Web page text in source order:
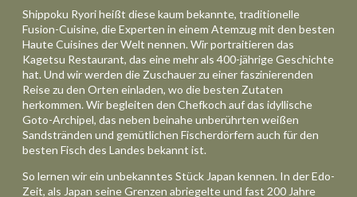
Shippoku Ryori heißt diese kaum bekannte, traditionelle
Fusion-Cuisine, die Experten in einem Atemzug mit den besten
Haute Cuisines der Welt nennen. Wir portraitieren das
Kagetsu Restaurant, das eine mehr als 400-jährige Geschichte
hat. Und wir werden die Zuschauer zu einer faszinierenden
Reise zu den Orten einladen, wo die besten Zutaten
herkommen. Wir begleiten den Chefkoch auf das idyllische
Goto-Archipel, das neben beinahe unberührten weißen
Sandstränden und gemütlichen Fischerdörfern auch für den
besten Fisch des Landes bekannt ist.
So lernen wir ein unbekanntes Stück Japan kennen. In der Edo-
Zeit, als Japan seine Grenzen abriegelte und fast 200 Jahre